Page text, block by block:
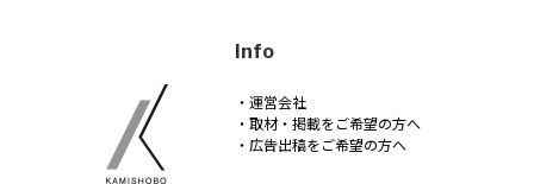
Info
・運営会社
・取材・掲載をご希望の方へ
・広告出稿をご希望の方へ